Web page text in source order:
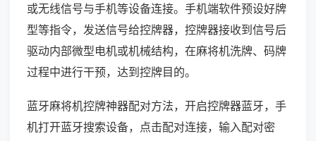
或无线信号与手机等设备连接。手机端软件预设好牌
型等指令，发送信号给控牌器，控牌器接收到信号后
驱动内部微型电机或机械结构，在麻将机洗牌、码牌
过程中进行干预，达到控牌目的。
蓝牙麻将机控牌神器配对方法，开启控牌器蓝牙，手
机打开蓝牙搜索设备，点击配对连接，输入配对密